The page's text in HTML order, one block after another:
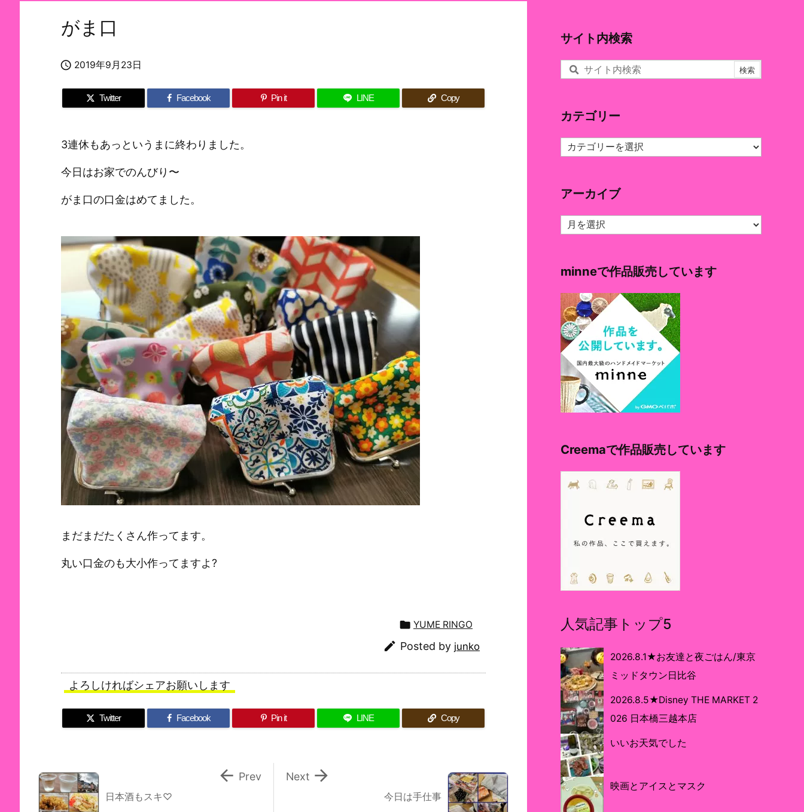
がま口
 2019年9月23日
Twitter Facebook Pin it LINE Copy
3連休もあっというまに終わりました。
今日はお家でのんびり〜
がま口の口金はめてました。
まだまだたくさん作ってます。
丸い口金のも大小作ってますよ?
 YUME RINGO
 Posted by junko
よろしければシェアお願いします
Twitter Facebook Pin it LINE Copy
今日は手仕事

Next
日本酒もスキ♡
 Prev
サイト内検索
カテゴリー
カ
テ
ー
アーカイブ
ア
ー
ブ
minneで作品販売しています
Creemaで作品販売しています
人気記事トップ5
2026.8.1★お友達と夜ごはん/東京
ミッドタウン日比谷
2026.8.5★Disney THE MARKET 2
026 日本橋三越本店
いいお天気でした
映画とアイスとマスク